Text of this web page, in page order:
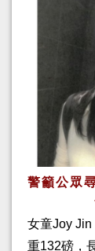
警籲公眾
女童Joy Jin
重132磅，